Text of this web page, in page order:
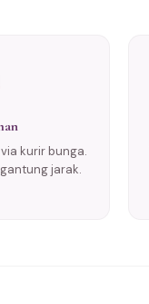
kurir bunga.
jarak.